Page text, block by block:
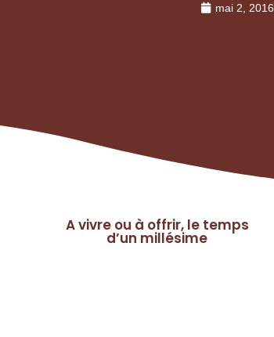
mai 2, 2016
A vivre ou à offrir, le temps
d’un millésime